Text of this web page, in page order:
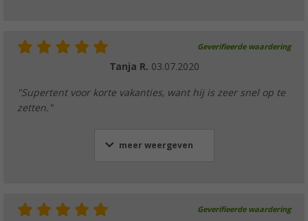
Geverifieerde waardering
Tanja R. 03.07.2020
"Supertent voor korte vakanties, want hij is zeer snel op te
zetten."
meer weergeven
Geverifieerde waardering